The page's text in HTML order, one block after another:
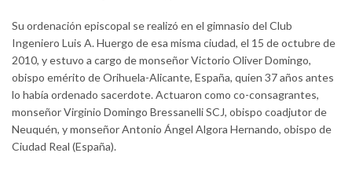
Su ordenación episcopal se realizó en el gimnasio del Club
Ingeniero Luis A. Huergo de esa misma ciudad, el 15 de octubre de
2010, y estuvo a cargo de monseñor Victorio Oliver Domingo,
obispo emérito de Orihuela-Alicante, España, quien 37 años antes
lo había ordenado sacerdote. Actuaron como co-consagrantes,
monseñor Virginio Domingo Bressanelli SCJ, obispo coadjutor de
Neuquén, y monseñor Antonio Ángel Algora Hernando, obispo de
Ciudad Real (España).